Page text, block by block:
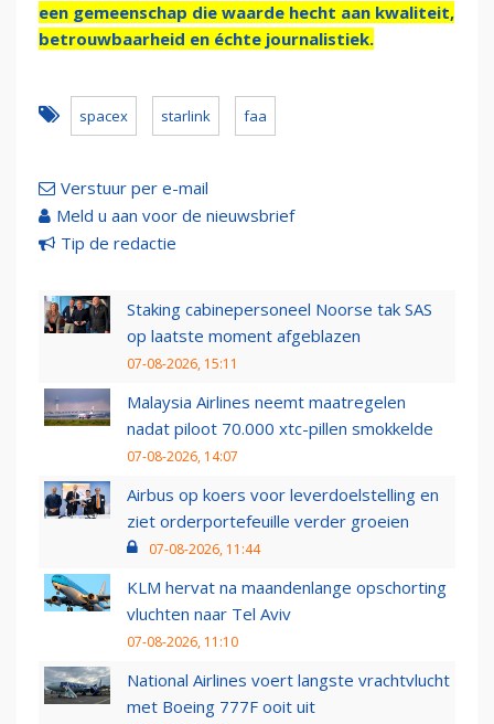
een gemeenschap die waarde hecht aan kwaliteit,
betrouwbaarheid en échte journalistiek.
spacex starlink faa
Verstuur per e-mail
Meld u aan voor de nieuwsbrief
Tip de redactie
Staking cabinepersoneel Noorse tak SAS
op laatste moment afgeblazen
07-08-2026, 15:11
Malaysia Airlines neemt maatregelen
nadat piloot 70.000 xtc-pillen smokkelde
07-08-2026, 14:07
Airbus op koers voor leverdoelstelling en
ziet orderportefeuille verder groeien
07-08-2026, 11:44
KLM hervat na maandenlange opschorting
vluchten naar Tel Aviv
07-08-2026, 11:10
National Airlines voert langste vrachtvlucht
met Boeing 777F ooit uit